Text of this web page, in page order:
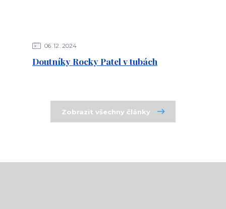
06 12 2024
Doutníky Rocky Patel v tubách
Zobrazit všechny články